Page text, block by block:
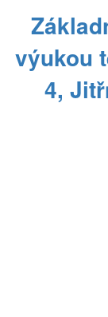
výukou
4,